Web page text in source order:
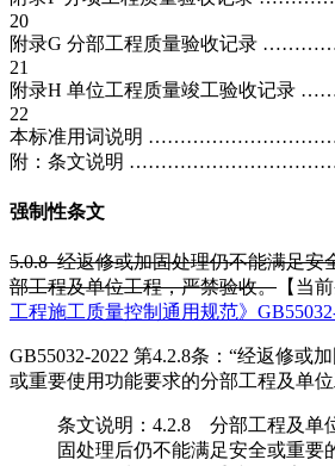
20
附录G 分部工程质量验收记录
21
附录H 单位工程质量竣工验收
22
本标准用词说明
附：条文说明
强制性条文
5.0.8 经返修或加固处理仍不能满足安
部工程及单位工程，严禁验收。 【当
工程施工质量控制通用规范》
GB55032-2022 第4.2.8条：“经返修或
或重要使用功能要求的分部工程及单
条文说明：4.2.8 分部工程及单
固处理后仍不能满足安全或重要